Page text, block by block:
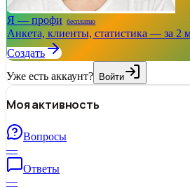
Я — профи бесплатно
Анкета, клиенты, статистика — за 2
Создать
Уже есть аккаунт? Войти
Моя активность
Вопросы
—
Ответы
—